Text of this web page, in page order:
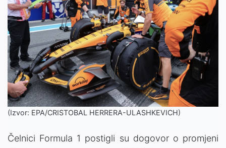
(Izvor: EPA/CRISTOBAL HERRERA-ULASHKEVICH)
Čelnici Formula 1 postigli su dogovor o promjeni